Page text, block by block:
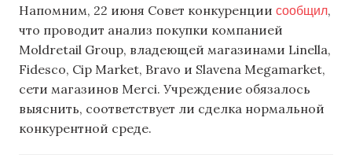
Напомним, 22 июня Совет конкуренции сообщил,
что проводит анализ покупки компанией
Moldretail Group, владеющей магазинами Linella,
Fidesco, Cip Market, Bravo и Slavena Megamarket,
сети магазинов Merci. Учреждение обязалось
выяснить, соответствует ли сделка нормальной
конкурентной среде.